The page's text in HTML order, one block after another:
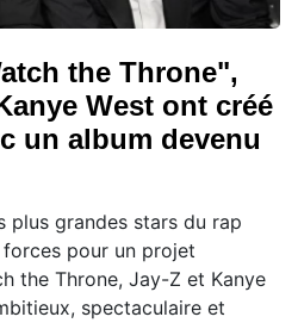
the Throne",
West ont créé
un album devenu
plus grandes stars du rap
pour un projet
the Throne, Jay-Z et Kanye
spectaculaire et